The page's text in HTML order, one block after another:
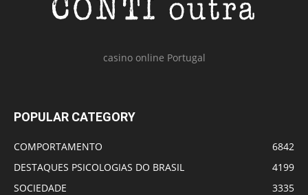
casino online Portugal
POPULAR CATEGORY
COMPORTAMENTO
6842
DESTAQUES PSICOLOGIAS DO BRASIL
4199
SOCIEDADE
3335